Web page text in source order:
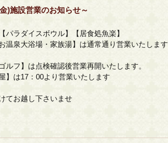
)施設営業のお知らせ～
パラダイスボウル】【居食処魚楽】
お温泉大浴場・家族湯】は通常通り営業いたします
ルフ】は点検確認後営業再開いたします。
】は17：00より営業いたします
てお越し下さいませ